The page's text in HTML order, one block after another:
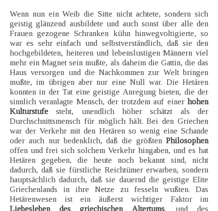
Wenn nun ein Weib die Sitte nicht achtete, sondern sich
geistig glänzend ausbildete und auch sonst über alle den
Frauen gezogene Schranken kühn hinwegvoltigierte, so
war es sehr einfach und selbstverständlich, daß sie den
hochgebildeten, heiteren und lebenslustigen Männern viel
mehr ein Magnet sein mußte, als daheim die Gattin, die das
Haus versorgen und die Nachkommen zur Welt bringen
mußte, im übrigen aber nur eine Null war. Die Hetären
konnten in der Tat eine geistige Anregung bieten, die der
sinnlich veranlagte Mensch, der trotzdem auf einer hohen
Kulturstufe steht, unendlich höher schätzt als der
Durchschnittsmensch für möglich hält. Bei den Griechen
war der Verkehr mit den Hetären so wenig eine Schande
oder auch nur bedenklich, daß die größten Philosophen
offen und frei sich solchem Verkehr hingaben, und es hat
Hetären gegeben, die heute noch bekannt sind, nicht
dadurch, daß sie fürstliche Reichtümer erwarben, sondern
hauptsächlich dadurch, daß sie dauernd die geistige Elite
Griechenlands in ihre Netze zu fesseln wußten. Das
Hetärenwesen ist ein äußerst wichtiger Faktor im
Liebesleben des griechischen Altertums, und des